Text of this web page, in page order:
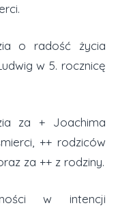
o radość życia
w 5. rocznicę
za + Joachima
++ rodziców
za ++ z rodziny.
w intencji